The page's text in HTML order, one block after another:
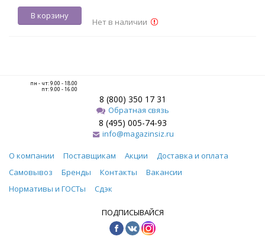
В корзину
Нет в наличии
пн - чт: 9.00 - 18.00
пт: 9.00 - 16.00
8 (800) 350 17 31
Обратная связь
8 (495) 005-74-93
info@magazinsiz.ru
О компании Поставщикам Акции
Доставка и оплата
Самовывоз
Бренды Контакты
Вакансии
Нормативы и ГОСТы
Сдэк
ПОДПИСЫВАЙСЯ